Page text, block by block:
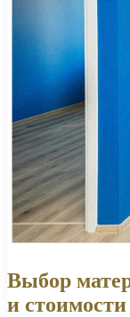
Выбор
и стоимости